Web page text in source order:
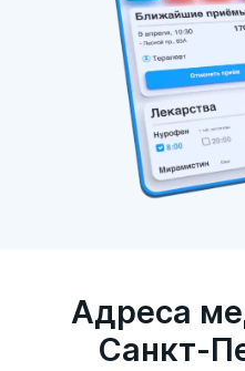
Адреса
Санкт-